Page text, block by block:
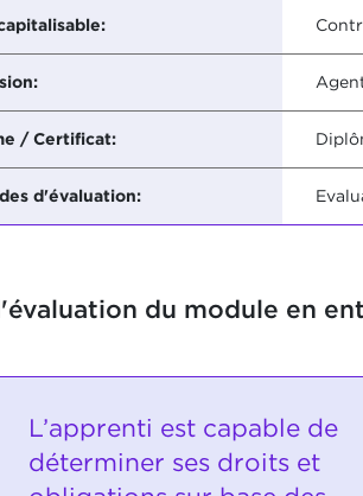
/ Certificat:
d'évaluation:
du module en
L’apprenti est capable de
déterminer ses droits et